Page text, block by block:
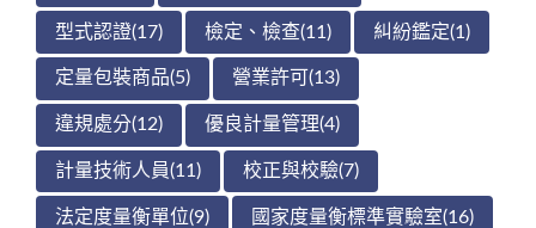
型式認證(17) 檢定、檢查(11) 糾紛鑑定(1)
定量包裝商品(5) 營業許可(13)
違規處分(12) 優良計量管理(4)
計量技術人員(11) 校正與校驗(7)
法定度量衡單位(9) 國家度量衡標準實驗室(16)